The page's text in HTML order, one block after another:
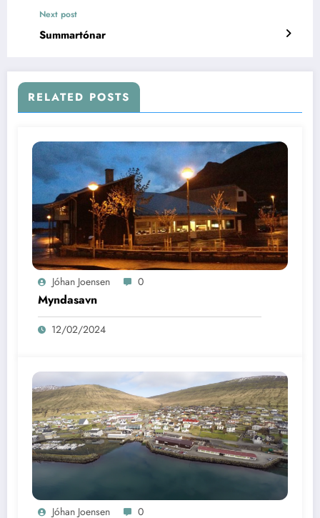
Next post
Summartónar
RELATED POSTS
Jóhan Joensen 0
Myndasavn
12/02/2024
Jóhan Joensen 0